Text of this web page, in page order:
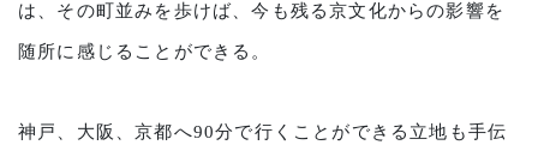
は、その町並みを歩けば、今も残る京文化からの影響を
随所に感じることができる。
神戸、大阪、京都へ90分で行くことができる立地も手伝